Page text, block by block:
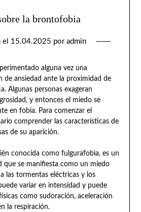
la brontofobia
el 15.04.2025 por admin
alguna vez una
de ansiedad ante la proximidad de
Algunas personas exageran
y entonces el miedo se
en fobia. Para comenzar el
comprender las características de
de su aparición.
conocida como fulgurafobia, es un
que se manifiesta como un miedo
las tormentas eléctricas y los
variar en intensidad y puede
como sudoración, aceleración
la respiración.